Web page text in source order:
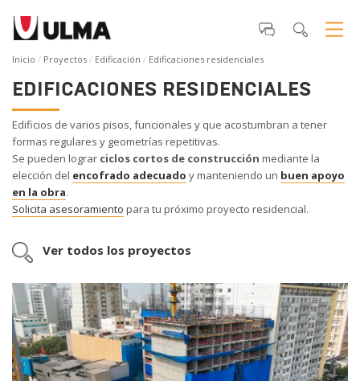
Inicio Proyectos Edificación Edificaciones residenciales
EDIFICACIONES RESIDENCIALES
Edificios de varios pisos, funcionales y que acostumbran a tener
formas regulares y geometrías repetitivas.
Se pueden lograr ciclos cortos de construcción mediante la
elección del encofrado adecuado y manteniendo un buen apoyo
en la obra.
Solicita asesoramiento para tu próximo proyecto residencial.
Ver todos los proyectos